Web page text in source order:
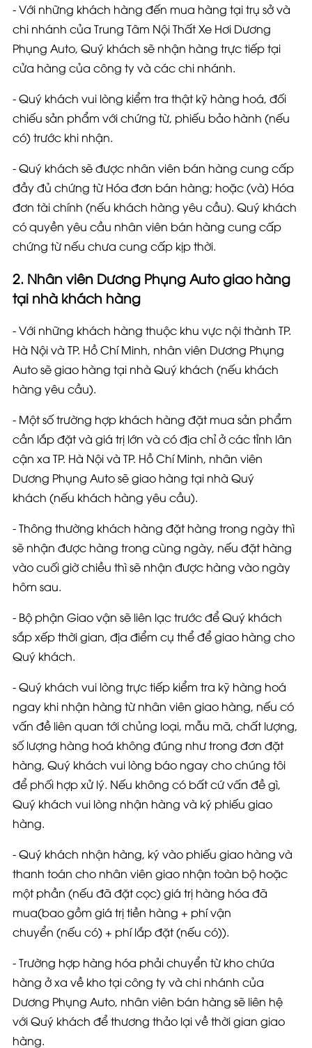
- Với những khách hàng đến mua hàng tại trụ sở và
chi nhánh của Trung Tâm Nội Thất Xe Hơi Dương
Phụng Auto, Quý khách sẽ nhận hàng trực tiếp tại
cửa hàng của công ty và các chi nhánh.
- Quý khách vui lòng kiểm tra thật kỹ hàng hoá, đối
chiếu sản phẩm với chứng từ, phiếu bảo hành (nếu
có) trước khi nhận.
- Quý khách sẽ được nhân viên bán hàng cung cấp
đầy đủ chứng từ Hóa đơn bán hàng; hoặc(và) Hóa
đơn tài chính (nếu khách hàng yêu cầu). Quý khách
có quyền yêu cầu nhân viên bán hàng cung cấp
chứng từ nếu chưa cung cấp kịp thời.
2. Nhân viên Dương Phụng Auto giao hàng
tại nhà khách hàng
- Với những khách hàng thuộc khu vựcnội thành TP.
Hà Nộivà TP. Hồ Chí Minh, nhân viên Dương Phụng
Auto sẽ giao hàng tại nhà Quý khách (nếu khách
hàng yêu cầu).
- Một số trường hợp khách hàng đặt mua sản phẩm
cần lắp đặt và giá trị lớn và có địa chỉ ở các tỉnh lân
cận xa TP. Hà Nội và TP. Hồ Chí Minh, nhân viên
Dương Phụng Auto sẽ giao hàng tại nhà Quý
khách (nếu khách hàng yêu cầu).
- Thông thường khách hàng đặt hàng trong ngày thì
sẽ nhận được hàng trong cùng ngày, nếu đặt hàng
vào cuối giờ chiều thì sẽ nhận được hàng vào ngày
hôm sau.
- Bộ phận Giao vận sẽ liên lạc trước để Quý khách
sắp xếp thời gian, địa điểm cụ thể để giao hàng cho
Quý khách.
- Quý khách vui lòng trực tiếpkiểm tra kỹ hàng hoá
ngay khi nhận hàng từ nhân viên giao hàng, nếu có
vấn đề liên quan tới chủng loại, mẫu mã, chất lượng,
số lượng hàng hoá không đúng như trong đơn đặt
hàng, Quý khách vui lòng báo ngay cho chúng tôi
để phối hợp xử lý. Nếu không có bất cứ vấn đề gì,
Quý khách vui lòng nhận hàng và ký phiếu giao
hàng.
- Quý khách nhận hàng, ký vào phiếu giao hàng và
thanh toán cho nhân viên giao nhận toàn bộ hoặc
một phần (nếu đã đặt cọc)giá trị hàng hóa đã
mua(bao gồm giá trị tiền hàng + phí vận
chuyển (nếu có) + phí lắp đặt(nếu có)).
- Trường hợp hàng hóa phải chuyển từ kho chứa
hàng ở xa về kho tại công ty và chi nhánh của
Dương Phụng Auto, nhân viên bán hàng sẽ liên hệ
với Quý khách để thương thảo lại về thời gian giao
hàng.